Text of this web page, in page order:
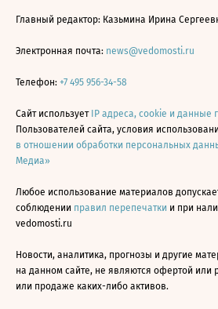
Главный редактор: Казьмина Ирина
Электронная почта: news@vedomosti.ru
Телефон: +7 495 956-34-58
Сайт использует IP адреса, cookie и данные
Пользователей сайта, условия
в отношении обработки персональных
Медиа»
Любое использование материалов
соблюдении правил перепечатки и при
vedomosti.ru
Новости, аналитика, прогнозы и другие
на данном сайте, не являются офертой или
или продаже каких-либо активов.